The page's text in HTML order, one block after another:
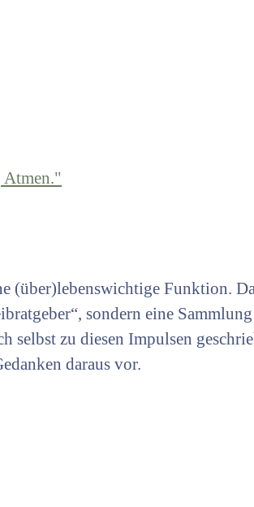
(über)lebenswichtige Funktion.
sondern eine
selbst zu diesen Impulsen
daraus vor.